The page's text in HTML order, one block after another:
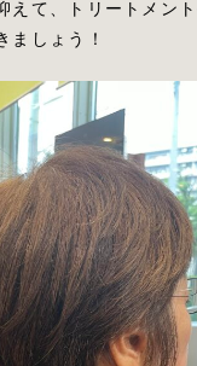
えて、トリートメン
ましょう！